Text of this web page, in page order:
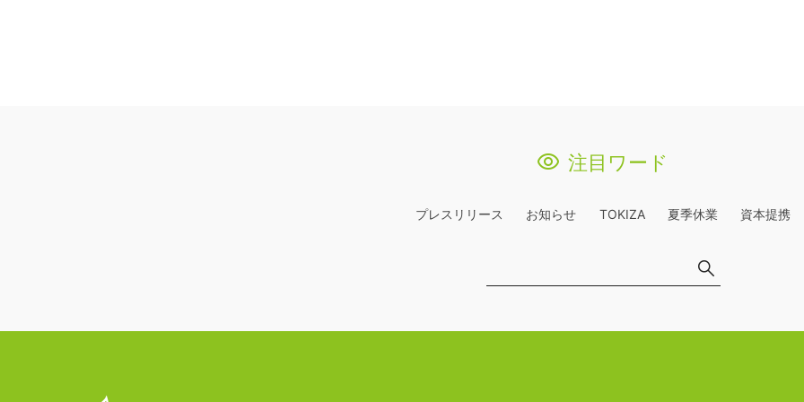
注目ワード
プレスリリース お知らせ TOKIZA 夏季休業 資本提携